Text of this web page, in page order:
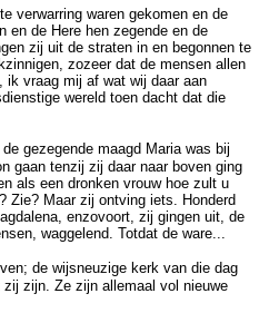
verwarring waren gekomen en de
en de Here hen zegende en de
zij uit de straten in en begonnen te
zozeer dat de mensen allen
ik vraag mij af wat wij daar aan
wereld toen dacht dat die
gezegende maagd Maria was bij
gaan tenzij zij daar naar boven ging
als een dronken vrouw hoe zult u
Zie? Maar zij ontving iets. Honderd
enzovoort, zij gingen uit, de
waggelend. Totdat de ware...
de wijsneuzige kerk van die dag
zijn. Ze zijn allemaal vol nieuwe